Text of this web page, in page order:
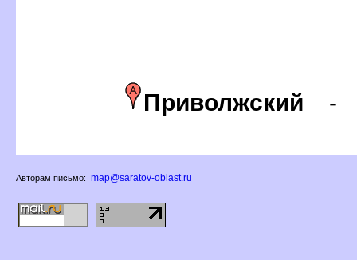
Приволжский
Авторам письмо: map@saratov-oblast.ru